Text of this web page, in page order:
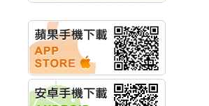
聯博投信:聯博00404A
從容擁抱台股主流
華旭先進:代重要子公司
碩通散熱股份有限公司
公告董事會通過發言人
及代理發
華旭先進:代重要子公司
碩通散熱股份有限公司